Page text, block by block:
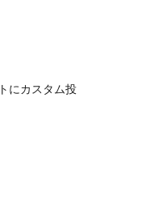
にカスタム投